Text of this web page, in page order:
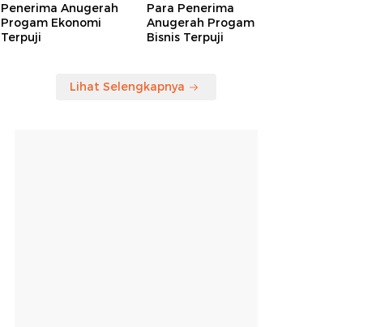
Penerima Anugerah
Progam Ekonomi
Terpuji
Para Penerima
Anugerah Progam
Bisnis Terpuji
Lihat Selengkapnya